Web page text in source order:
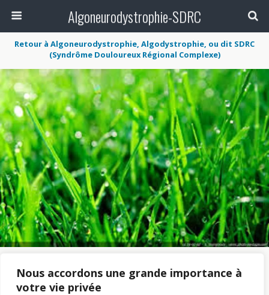
Nous accordons une grande importance à
votre vie privée
Algoneurodystrophie-SDRC
Retour à Algoneurodystrophie, Algodystrophie, ou dit SDRC
(Syndrôme Douloureux Régional Complexe)
« précédent dans la bibliothèque